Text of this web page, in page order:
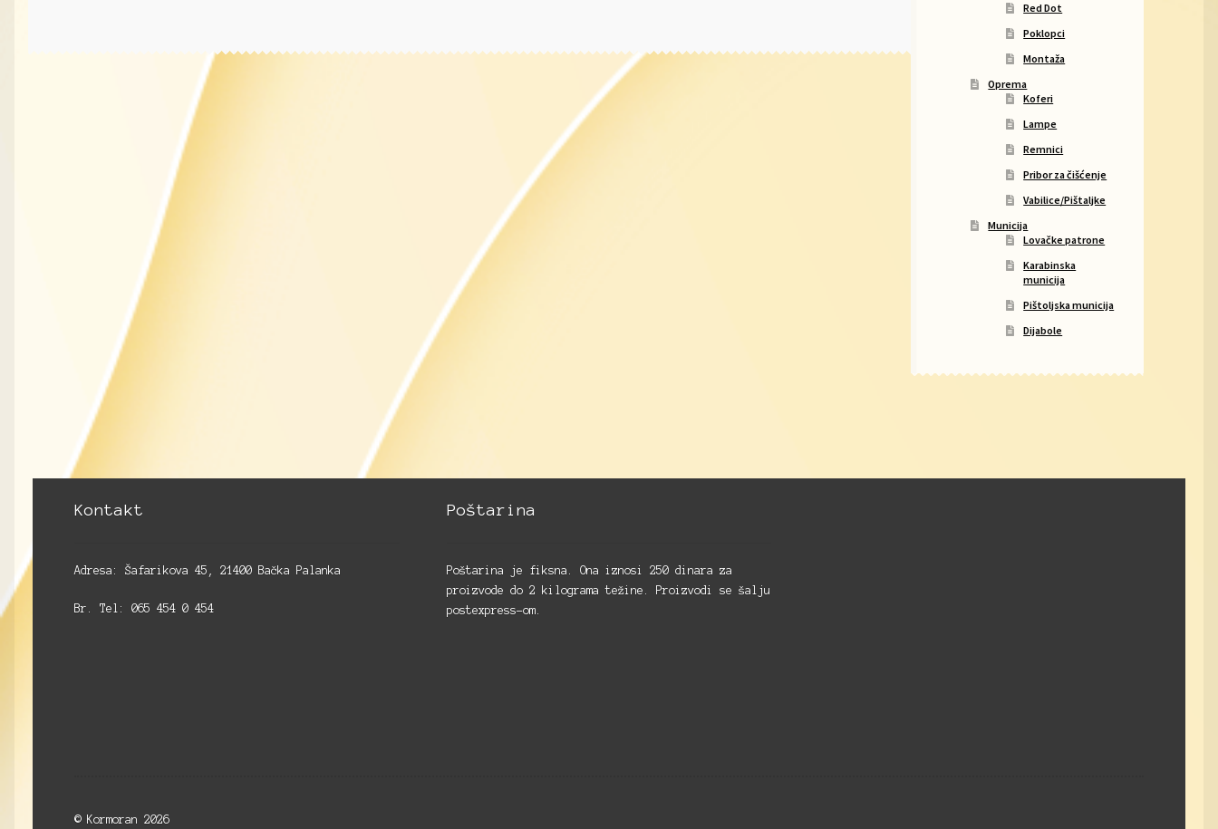
Red Dot
Poklopci
Montaža
Oprema
Koferi
Lampe
Remnici
Pribor za čišćenje
Vabilice/Pištaljke
Municija
Lovačke patrone
Karabinska
municija
Pištoljska municija
Dijabole
Kontakt
Adresa: Šafarikova 45, 21400 Bačka Palanka
Br. Tel: 065 454 0 454
Poštarina
Poštarina je fiksna. Ona iznosi 250 dinara za
proizvode do 2 kilograma težine. Proizvodi se šalju
postexpress-om.
© Kormoran 2026